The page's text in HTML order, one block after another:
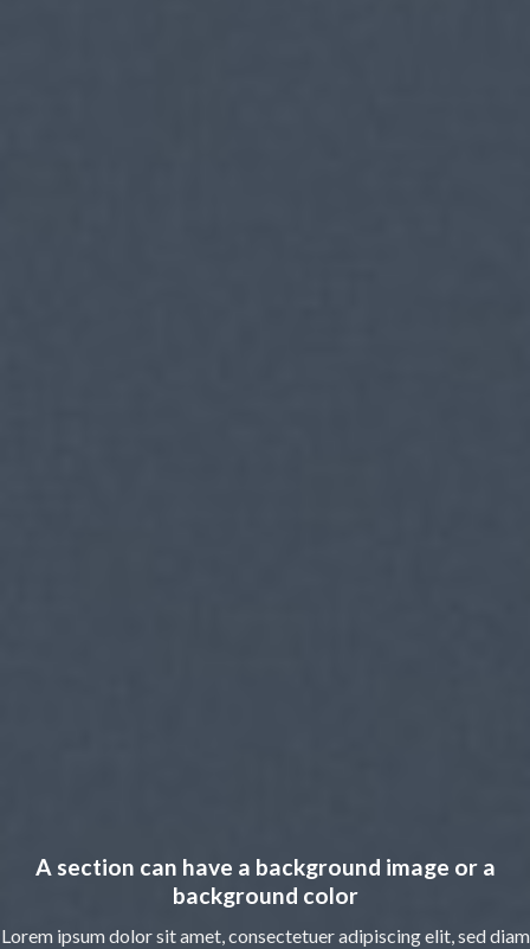
A section can have a background image or a
background color
Lorem ipsum dolor sit amet, consectetuer adipiscing elit, sed diam